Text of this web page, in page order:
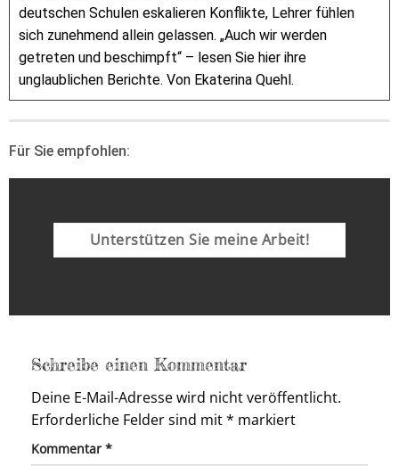
deutschen Schulen eskalieren Konflikte, Lehrer fühlen
sich zunehmend allein gelassen. „Auch wir werden
getreten und beschimpft“ – lesen Sie hier ihre
unglaublichen Berichte. Von Ekaterina Quehl.
Für Sie empfohlen:
Unterstützen Sie meine Arbeit!
Schreibe einen Kommentar
Deine E-Mail-Adresse wird nicht veröffentlicht.
Erforderliche Felder sind mit* markiert
Kommentar *